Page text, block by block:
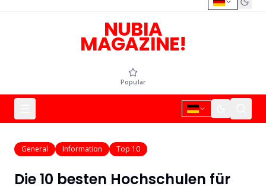
NUBIA
MAGAZINE!
Popular
General Information Top 10
Die 10 besten Hochschulen für